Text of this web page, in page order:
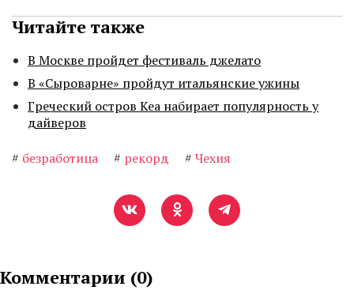
Читайте также
В Москве пройдет фестиваль джелато
В «Сыроварне» пройдут итальянские ужины
Греческий остров Кеа набирает популярность у
дайверов
# безработица # рекорд # Чехия
Комментарии (0)